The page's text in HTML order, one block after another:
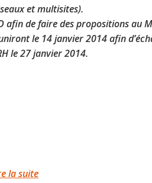
et multisites).
afin de faire des propositions au
le 14 janvier 2014 afin
le 27 janvier 2014.
la suite